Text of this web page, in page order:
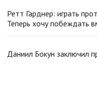
Ретт Гарднер: играть
Теперь хочу побеждать
Даниил Бокун заключил